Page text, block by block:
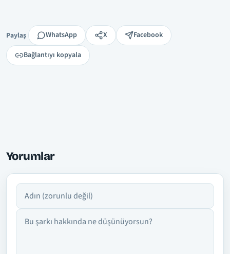
Paylaş
Paylaş WhatsApp X
Facebook
Bağlantıyı kopyala
Yorumlar
Adın
Yorumun